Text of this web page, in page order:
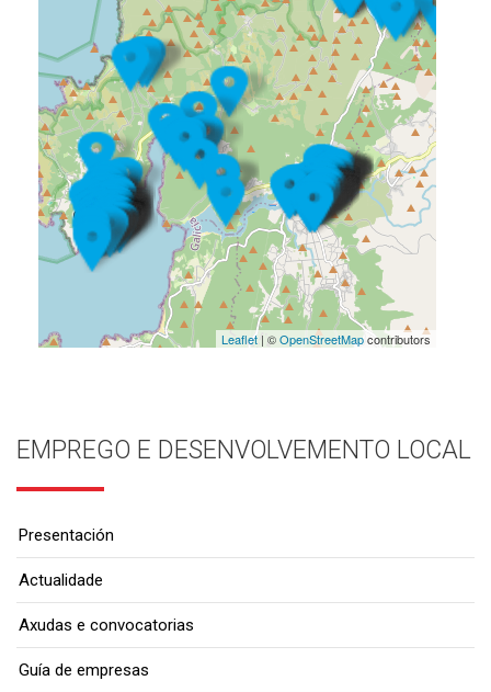
Leaflet| ©OpenStreetMapcontributors
EMPREGO E DESENVOLVEMENTO LOCAL
Presentación
Actualidade
Axudas e convocatorias
Guía de empresas